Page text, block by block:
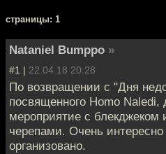
cтраницы: 1
Nataniel Bumppo »
#1 | 22.04.18 20:28
По возвращении с "Дня
посвященного Homo
мероприятие с
черепами. Очень
организовано.